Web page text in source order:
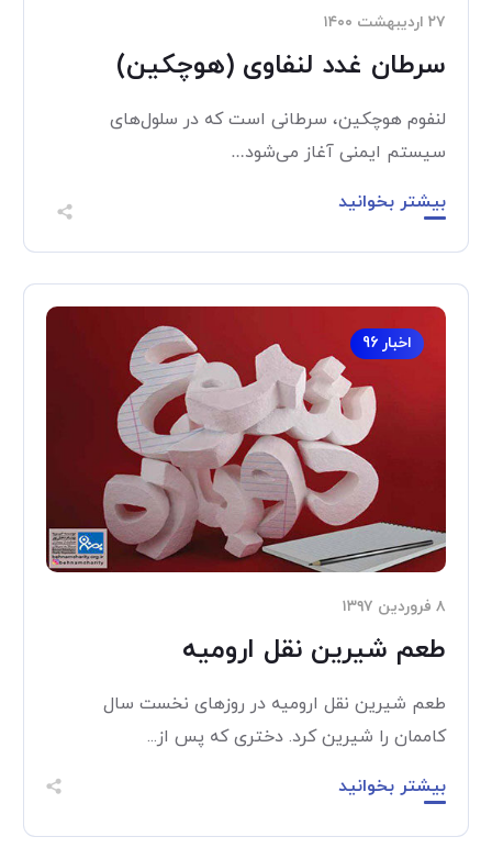
۲۷ اردیبهشت ۱۴۰۰
سرطان غدد لنفاوی (هوچکین)
لنفوم هوچكين، سرطانی است که در سلول‌های
سیستم ایمنی آغاز می‌شود…
بیشتر بخوانید
اخبار 96
۸ فروردین ۱۳۹۷
طعم شیرین نقل ارومیه
طعم شیرین نقل ارومیه در روزهای نخست سال
کاممان را شیرین کرد. دختری که پس از...
بیشتر بخوانید